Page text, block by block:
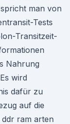
man von
Tests
Transitzeit-
Nahrung
wird
dafür zu
auf die
ram arten